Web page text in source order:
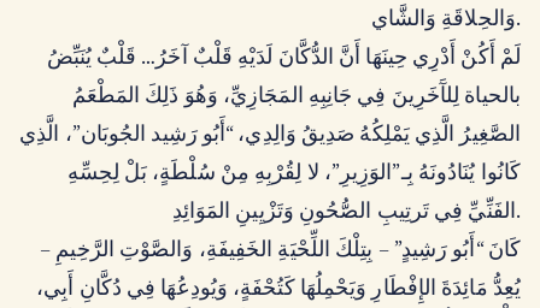
وَالحِلاقَةِ وَالشَّاي.
لَمْ أَكُنْ أَدْرِي حِينَهَا أَنَّ الدُّكَّانَ لَدَيْهِ قَلْبٌ آخَرُ… قَلْبٌ يُنَبِّضُ
بالحياة لِلآَخَرِينَ فِي جَانِبِهِ المَجَازِيِّ، وَهُوَ ذَلِكَ المَطْعَمُ
الصَّغِيرُ الَّذِي يَمْلِكُهُ صَدِيقُ وَالِدِي، “أَبُو رَشِيد الجُوبَان”، الَّذِي
كَانُوا يُنَادُونَهُ بِـ”الوَزِيرِ”، لا لِقُرْبِهِ مِنْ سُلْطَةٍ، بَلْ لِحِسِّهِ
الفَنِّيِّ فِي تَرتِيبِ الصُّحُونِ وَتَزْيِينِ المَوَائِدِ.
كَانَ “أَبُو رَشِيدٍ” – بِتِلْكَ اللِّحْيَةِ الخَفِيفَةِ، وَالصَّوْتِ الرَّخِيمِ –
يُعِدُّ مَائِدَةَ الإِفْطَارِ وَيَحْمِلُهَا كَتُحْفَةٍ، وَيُودِعُهَا فِي دُكَّانِ أَبِي،